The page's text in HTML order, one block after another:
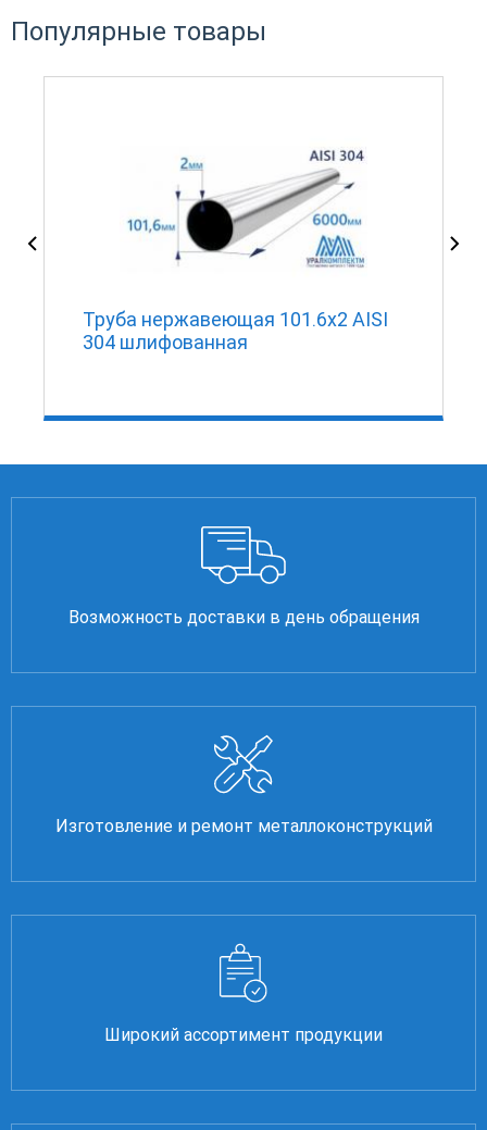
Популярные товары
Труба нержавеющая 101.6х2 AISI
304 шлифованная
Возможность доставки в день обращения
Изготовление и ремонт металлоконструкций
Широкий ассортимент продукции